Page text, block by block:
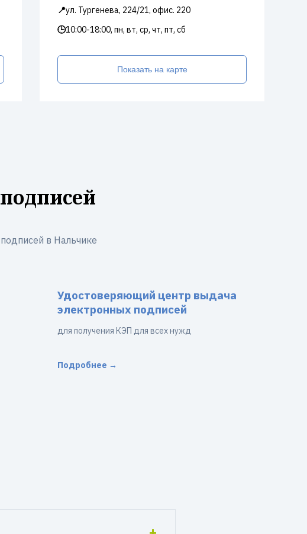
📍ул. Тургенева, 224/21, офис. 220
🕒10:00-18:00, пн, вт, ср, чт, пт, сб
Показать на карте
в Нальчике
Удостоверяющий центр выдача
электронных подписей
для получения КЭП для всех нужд
Подробнее →